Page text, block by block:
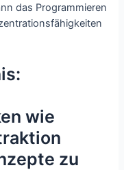
das Programmieren
wie
zu